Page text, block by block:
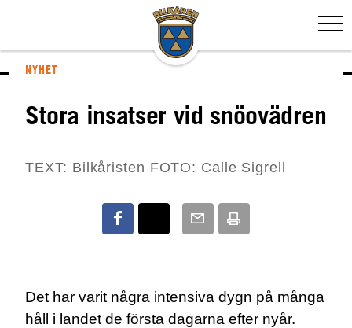
NYHET
Stora insatser vid snöovädren
TEXT: Bilkåristen FOTO: Calle Sigrell
Det har varit några intensiva dygn på många
håll i landet de första dagarna efter nyår.